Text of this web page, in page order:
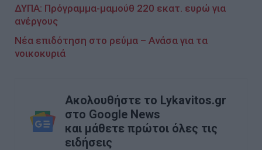
ΔΥΠΑ: Πρόγραμμα-μαμούθ 220 εκατ. ευρώ για
ανέργους
Νέα επιδότηση στο ρεύμα – Ανάσα για τα
νοικοκυριά
Ακολουθήστε το Lykavitos.gr
στο Google News
και μάθετε πρώτοι όλες τις
ειδήσεις